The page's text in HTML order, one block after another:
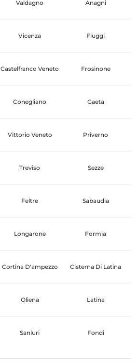
Valdagno Anagni
Vicenza Fiuggi
Castelfranco Veneto Frosinone
Conegliano Gaeta
Vittorio Veneto Priverno
Treviso Sezze
Feltre Sabaudia
Longarone Formia
Cortina D'ampezzo Cisterna Di Latina
Oliena Latina
Sanluri Fondi